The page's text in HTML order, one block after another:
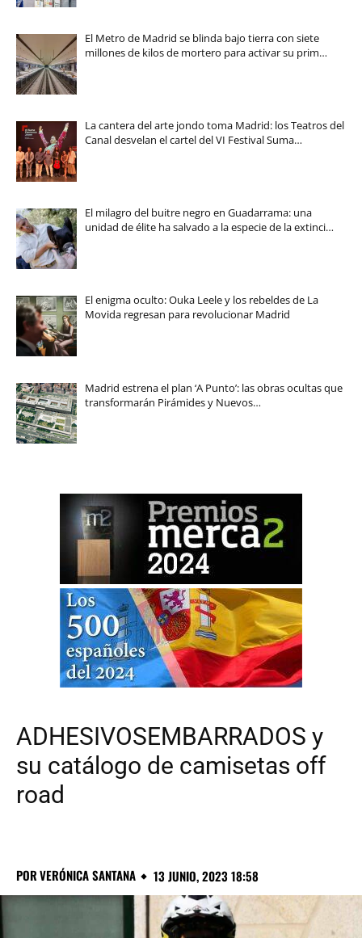
El Metro de Madrid se blinda bajo tierra con siete
millones de kilos de mortero para activar su prim…
La cantera del arte jondo toma Madrid: los Teatros del
Canal desvelan el cartel del VI Festival Suma…
El milagro del buitre negro en Guadarrama: una
unidad de élite ha salvado a la especie de la extinci…
El enigma oculto: Ouka Leele y los rebeldes de La
Movida regresan para revolucionar Madrid
Madrid estrena el plan ‘A Punto’: las obras ocultas que
transformarán Pirámides y Nuevos…
ADHESIVOSEMBARRADOS y
su catálogo de camisetas off
road
PORVERÓNICA SANTANA 13 JUNIO, 2023 18:58